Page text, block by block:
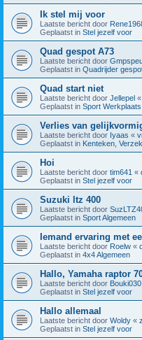
Ik stel mij voor
Laatste bericht door
Geplaatst in Stel jezelf voor
Quad gespot A73
Laatste bericht door
Geplaatst in Quadrijder
Quad start niet
Laatste bericht door Jellepel «
Geplaatst in Sport
Verlies van
Laatste bericht door Iyaas «
Geplaatst in Kenteken,
Hoi
Laatste bericht door tim641 «
Geplaatst in Stel jezelf voor
Suzuki ltz 400
Laatste bericht door
Geplaatst in Sport Algemeen
Iemand ervaring met
Laatste bericht door Roelw «
Geplaatst in 4x4 Algemeen
Hallo, Yamaha raptor
Laatste bericht door Bouki030
Geplaatst in Stel jezelf voor
Hallo allemaal
Laatste bericht door Woldy «
Geplaatst in Stel jezelf voor